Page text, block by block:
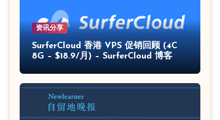
资讯分享
SurferCloud 香港 VPS 促销回顾 (4C
8G – $18.9/月) – SurferCloud 博客